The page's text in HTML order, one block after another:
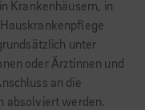
Krankenhäusern, in
unter
oder Ärztinnen und
an die
absolviert werden.